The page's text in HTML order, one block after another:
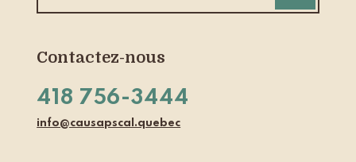
Contactez-nous
418 756-3444
info@causapscal.quebec